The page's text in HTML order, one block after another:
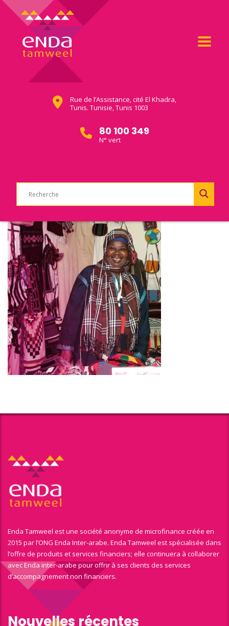
Rue de l’Assistance, cité El Khadra,
Tunis. Tunisie, Tunis 1003
80 100 349
N° vert
Enda Tamweel est une société anonyme de microfinance créée en
2015 par l’ONG Enda Inter-arabe. Enda Tamweel est spécialisée dans
l’offre de produits et services financiers; elle continuera à collaborer
avec Enda inter-arabe pour offrir à ses clients des services
d’accompagnement non financiers.
Nouvelles récentes